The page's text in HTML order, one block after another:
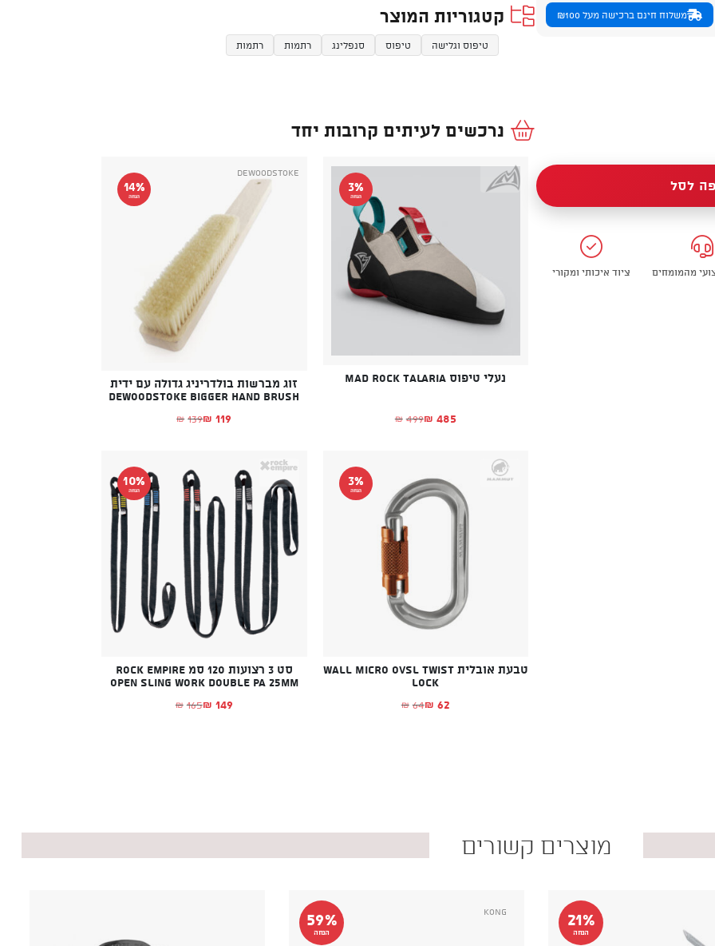
משלוח חינם ברכישה מעל ₪100
לסל
מהמומחים ציוד איכותי ומקורי
קטגוריות המוצר
טיפוס וגלישה טיפוס סנפלינג רתמות רתמות
נרכשים לעיתים קרובות יחד
3%
הנחה
נעלי טיפוס Mad Rock Talaria
₪ 499
המחיר המקורי היה: ₪499.₪ 485 המחיר הנוכחי הוא: ₪485.
14%
הנחה
deWoodstoke
זוג מברשות בולדריניג גדולה עם ידית
deWoodstoke Bigger Hand Brush
₪ 139
המחיר המקורי היה: ₪139.₪ 119 המחיר הנוכחי הוא: ₪119.
3%
הנחה
טבעת אובלית WALL MICRO OVSL TWIST
LOCK
₪ 64
המחיר המקורי היה: ₪64.₪ 62 המחיר הנוכחי הוא: ₪62.
10%
הנחה
סט 3 רצועות 120 סמ Rock Empire
Open Sling Work Double PA 25mm
₪ 165
המחיר המקורי היה: ₪165.₪ 149 המחיר הנוכחי הוא: ₪149.
מוצרים קשורים
21%
הנחה
59%
הנחה
Kong